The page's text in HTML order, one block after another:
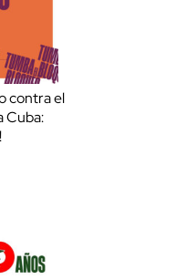
contra el
Cuba: